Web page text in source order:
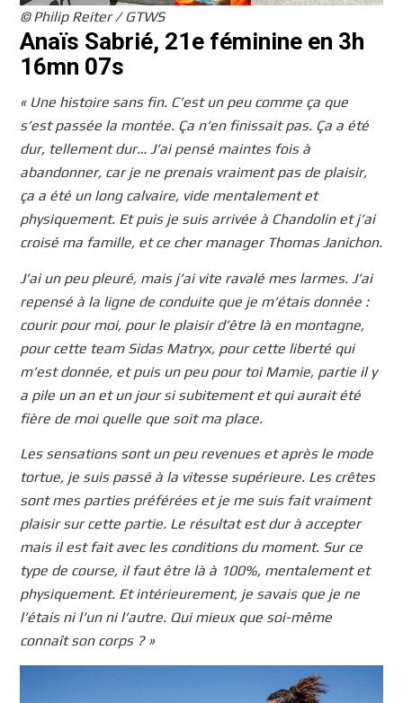
© Philip Reiter / GTWS
Anaïs Sabrié, 21e féminine en 3h
16mn 07s
« Une histoire sans fin. C’est un peu comme ça que
s’est passée la montée. Ça n’en finissait pas. Ça a été
dur, tellement dur… J’ai pensé maintes fois à
abandonner, car je ne prenais vraiment pas de plaisir,
ça a été un long calvaire, vide mentalement et
physiquement. Et puis je suis arrivée à Chandolin et j’ai
croisé ma famille, et ce cher manager Thomas Janichon.
J’ai un peu pleuré, mais j’ai vite ravalé mes larmes. J’ai
repensé à la ligne de conduite que je m’étais donnée :
courir pour moi, pour le plaisir d’être là en montagne,
pour cette team Sidas Matryx, pour cette liberté qui
m’est donnée, et puis un peu pour toi Mamie, partie il y
a pile un an et un jour si subitement et qui aurait été
fière de moi quelle que soit ma place.
Les sensations sont un peu revenues et après le mode
tortue, je suis passé à la vitesse supérieure. Les crêtes
sont mes parties préférées et je me suis fait vraiment
plaisir sur cette partie. Le résultat est dur à accepter
mais il est fait avec les conditions du moment. Sur ce
type de course, il faut être là à 100%, mentalement et
physiquement. Et intérieurement, je savais que je ne
l’étais ni l’un ni l’autre. Qui mieux que soi-même
connaît son corps ? »